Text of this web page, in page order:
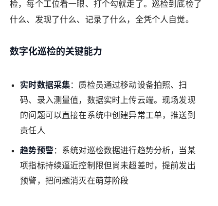
检，每个工位看一眼、打个勾就走了。巡检到底检了
什么、发现了什么、记录了什么，全凭个人自觉。
数字化巡检的关键能力
实时数据采集：质检员通过移动设备拍照、扫
码、录入测量值，数据实时上传云端。现场发现
的问题可以直接在系统中创建异常工单，推送到
责任人
趋势预警：系统对巡检数据进行趋势分析，当某
项指标持续逼近控制限但尚未超差时，提前发出
预警，把问题消灭在萌芽阶段